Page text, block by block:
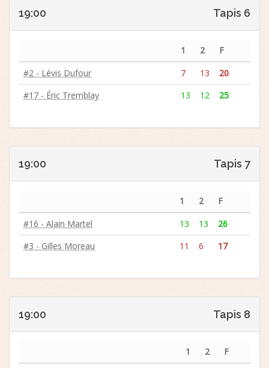
19:00 Tapis 6
1 2
F
#2 - Lévis Dufour
7 13
20
#17 - Éric Tremblay
13 12 25
19:00 Tapis 7
1 2
F
#16 - Alain Martel
13 13
26
#3 - Gilles Moreau
11 6 17
19:00 Tapis 8
1 2
F